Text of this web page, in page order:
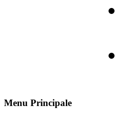
Menu Principale